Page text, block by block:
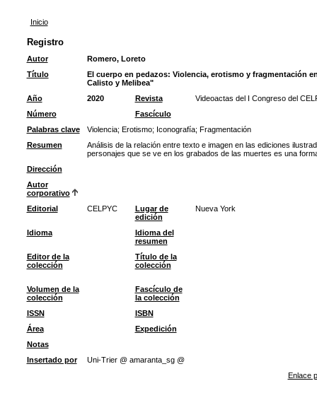
Inicio
Registro
Autor
Romero, Loreto
Título
El cuerpo en pedazos: Violencia, erotismo y fragmentación
Calisto y Melibea"
Año
2020 Revista
Videoactas del I Congreso del
Número
Fascículo
Palabras clave
Violencia; Erotismo; Iconografía; Fragmentación
Resumen
Análisis de la relación entre texto e imagen en las ediciones
personajes que se ve en los grabados de las muertes es una
Dirección
Autor
corporativo
Editorial
CELPYC
Lugar de
edición
Nueva York
Idioma
Idioma del
resumen
Editor de la
colección
Título de la
colección
Volumen de la
colección
Fascículo de
la colección
ISSN
ISBN
Área
Expedición
Notas
Insertado por
Uni-Trier @ amaranta_sg @
Enlace